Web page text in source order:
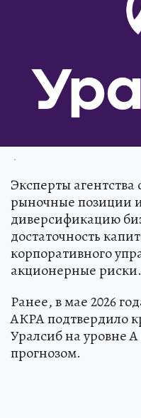
.
Эксперты
рыночные позиции
диверсификацию
достаточность
корпоративного
акционерные риски.
Ранее, в мае 2026
АКРА подтвердило
Уралсиб на уровне
прогнозом.